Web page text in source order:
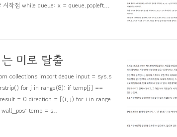
작점 while queue: x = queue.popleft()
미로 탈출
collections import deque input = sys.s
for j in range(8): if temp[j] ==
= 0 direction = [(i, j) for i in range
temp = s..